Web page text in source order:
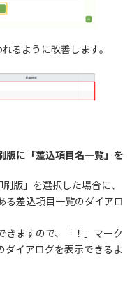
るように改善します。
に「差込項目名一覧」を
版」を選択した場合に、
る差込項目一覧のダイアロ
きますので、「！」マーク
ダイアログを表示できるよ